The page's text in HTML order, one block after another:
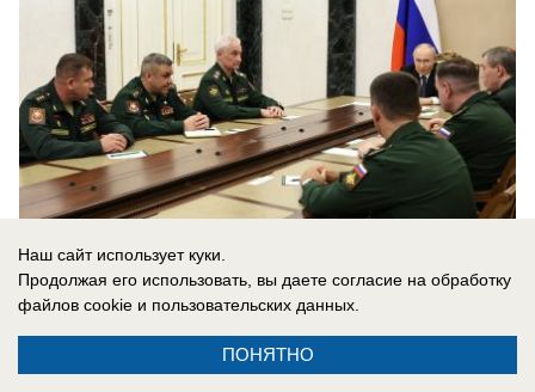
05.08.2026
«В общем… нет, но вы держитесь»:
Наш сайт использует куки.
Продолжая его использовать, вы даете согласие на обработку
файлов cookie и пользовательских данных.
ПОНЯТНО